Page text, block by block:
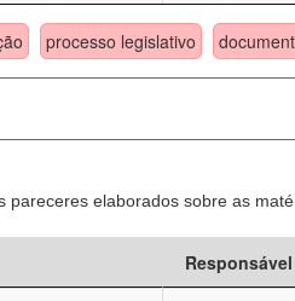
processo legislativo
elaborados sobre as
Responsável